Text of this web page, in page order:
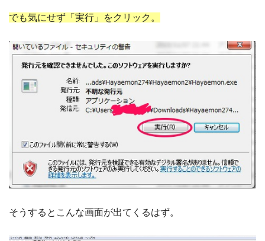
でも気にせず「実行」をクリック。
そうするとこんな画面が出てくるはず。